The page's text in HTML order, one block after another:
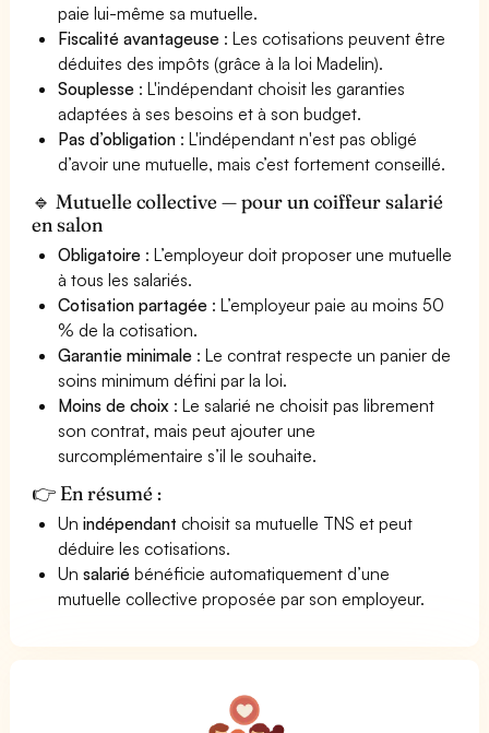
paie lui-même sa mutuelle.
Fiscalité avantageuse : Les cotisations peuvent être
déduites des impôts (grâce à la loi Madelin).
Souplesse : L'indépendant choisit les garanties
adaptées à ses besoins et à son budget.
Pas d’obligation : L'indépendant n'est pas obligé
d’avoir une mutuelle, mais c’est fortement conseillé.
🔹 Mutuelle collective — pour un coiffeur salarié
en salon
Obligatoire : L’employeur doit proposer une mutuelle
à tous les salariés.
Cotisation partagée : L’employeur paie au moins 50
% de la cotisation.
Garantie minimale : Le contrat respecte un panier de
soins minimum défini par la loi.
Moins de choix : Le salarié ne choisit pas librement
son contrat, mais peut ajouter une
surcomplémentaire s’il le souhaite.
👉 En résumé :
Unindépendant choisit sa mutuelle TNS et peut
déduire les cotisations.
Unsalarié bénéficie automatiquement d’une
mutuelle collective proposée par son employeur.